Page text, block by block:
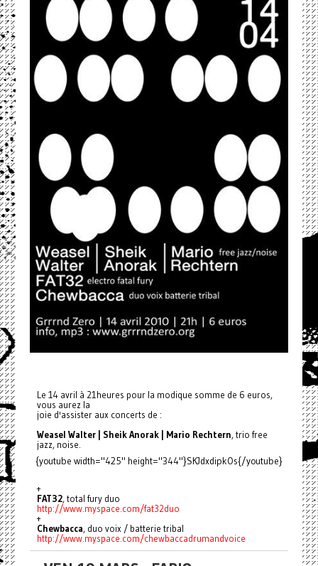
Le 14 avril à 21heures pour la modique somme de 6 euros,
vous aurez la
joie d'assister aux concerts de :
Weasel Walter | Sheik Anorak | Mario Rechtern, trio free
jazz, noise.
{youtube width="425" height="344"}SKJdxdipkOs{/youtube}
+
FAT32, total fury duo
http://www.myspace.com/fat32duo
+
Chewbacca, duo voix / batterie tribal
http://www.myspace.com/chewbaccadrumandvoice